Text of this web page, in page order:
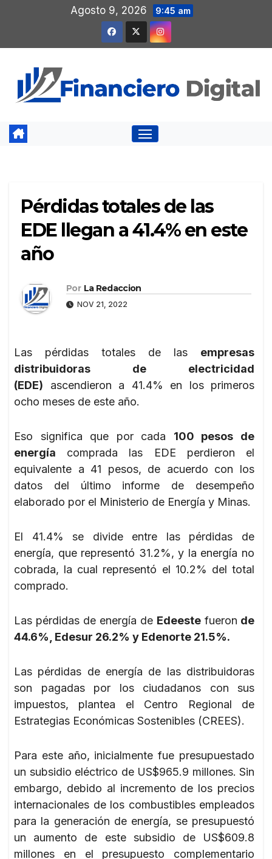
contenido
Agosto 9, 2026 9:45 am
Pérdidas totales de las
EDE llegan a 41.4% en este
año
Por La Redaccion
NOV 21, 2022
Las pérdidas totales de las empresas
distribuidoras de electricidad
(EDE) ascendieron a 41.4% en los primeros
ocho meses de este año.
Eso significa que por cada 100 pesos de
energía comprada las EDE perdieron el
equivalente a 41 pesos, de acuerdo con los
datos del último informe de desempeño
elaborado por el Ministerio de Energía y Minas.
El 41.4% se divide entre las pérdidas de
energía, que representó 31.2%, y la energía no
cobrada, la cual representó el 10.2% del total
comprado.
Las pérdidas de energía de Edeeste fueron de
44.6%, Edesur 26.2% y Edenorte 21.5%.
Las pérdidas de energía de las distribuidoras
son pagadas por los ciudadanos con sus
impuestos, plantea el Centro Regional de
Estrategias Económicas Sostenibles (CREES).
Para este año, inicialmente fue presupuestado
un subsidio eléctrico de US$965.9 millones. Sin
embargo, debido al incremento de los precios
internacionales de los combustibles empleados
para la generación de energía, se presupuestó
un aumento de este subsidio de US$609.8
millones en el presupuesto complementario